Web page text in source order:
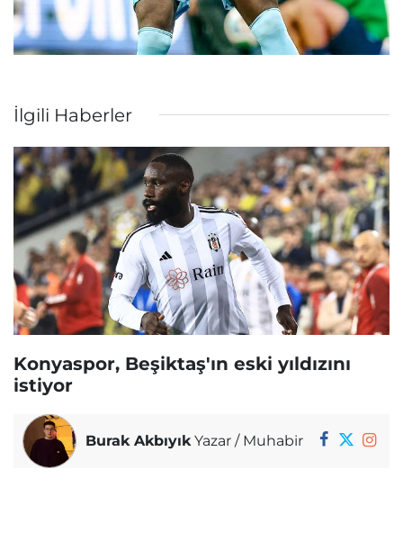
İlgili Haberler
Konyaspor, Beşiktaş'ın eski yıldızını
istiyor
Burak Akbıyık Yazar / Muhabir